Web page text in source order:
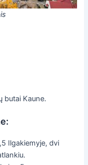
butai Kaune.
Ilgakiemyje, dvi